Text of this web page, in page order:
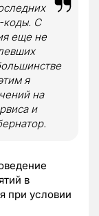
коды. С
еще не
я
на
и
в
при условии